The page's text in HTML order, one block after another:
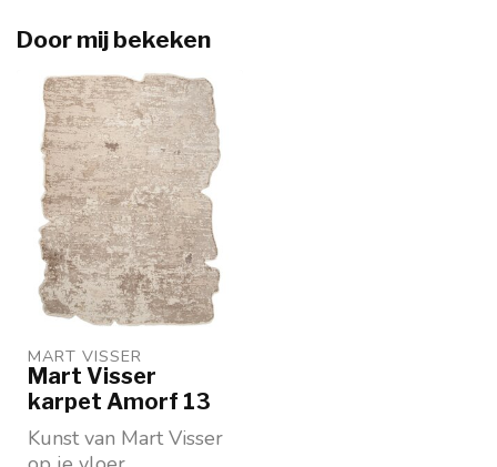
Door mij bekeken
MART VISSER
Mart Visser
karpet Amorf 13
Kunst van Mart Visser